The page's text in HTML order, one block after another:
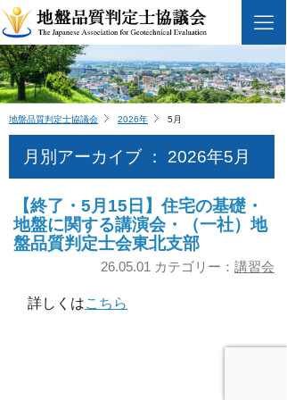
地盤品質判定士協議会 2026年 5月
月別アーカイブ ： 2026年5月
【終了・5月15日】住宅の基礎・
地盤に関する講演会・（一社）地
盤品質判定士会東北支部
26.05.01 カテゴリー： 講習会
詳しくはこちら